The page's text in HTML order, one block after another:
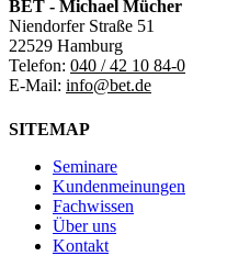
BET - Michael Mücher
Niendorfer Straße 51
22529 Hamburg
Telefon: 040 / 42 10 84-0
E-Mail: info@bet.de
SITEMAP
Seminare
Kundenmeinungen
Fachwissen
Über uns
Kontakt